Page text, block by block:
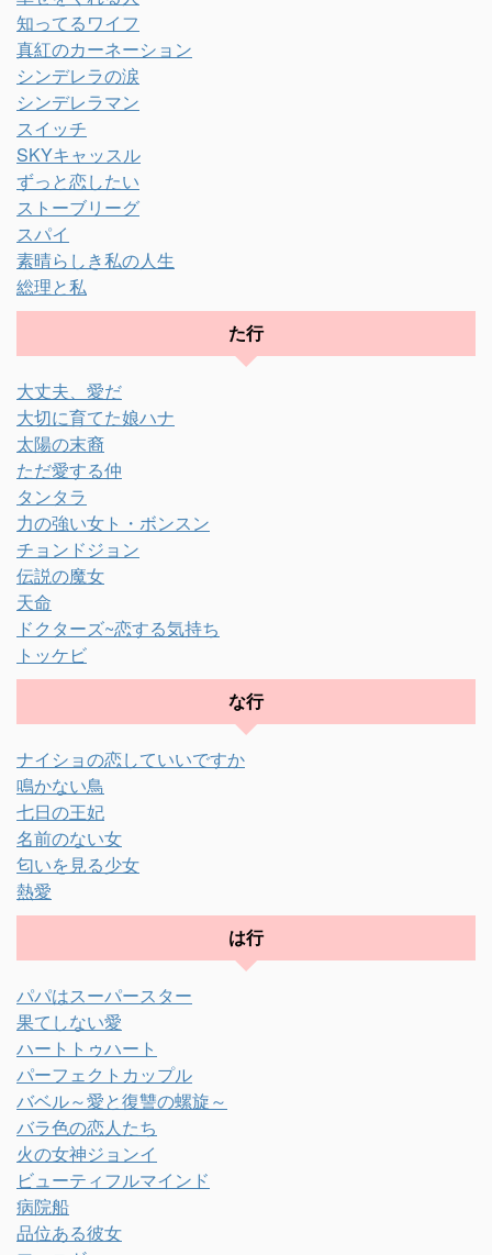
知ってるワイフ
真紅のカーネーション
シンデレラの涙
シンデレラマン
スイッチ
SKYキャッスル
ずっと恋したい
ストーブリーグ
スパイ
素晴らしき私の人生
総理と私
た行
大丈夫、愛だ
大切に育てた娘ハナ
太陽の末裔
ただ愛する仲
タンタラ
力の強い女ト・ボンスン
チョンドジョン
伝説の魔女
天命
ドクターズ~恋する気持ち
トッケビ
な行
ナイショの恋していいですか
鳴かない鳥
七日の王妃
名前のない女
匂いを見る少女
熱愛
は行
パパはスーパースター
果てしない愛
ハートトゥハート
パーフェクトカップル
バベル～愛と復讐の螺旋～
バラ色の恋人たち
火の女神ジョンイ
ビューティフルマインド
病院船
品位ある彼女